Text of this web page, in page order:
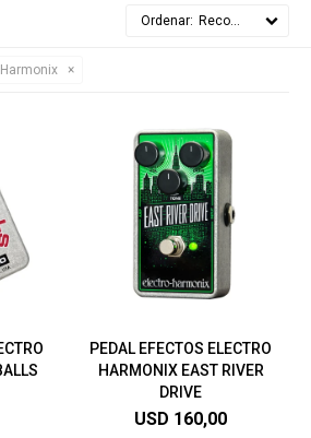
Recomendados
PEDAL EFECTOS ELECTRO
HARMONIX EAST RIVER
DRIVE
USD 160,00